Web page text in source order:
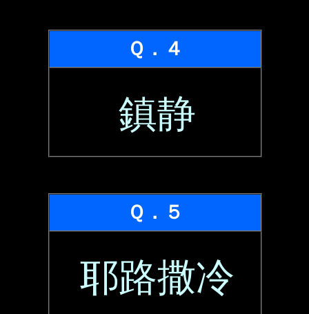
Ｑ．４
鎮静
Ｑ．５
耶路撒冷